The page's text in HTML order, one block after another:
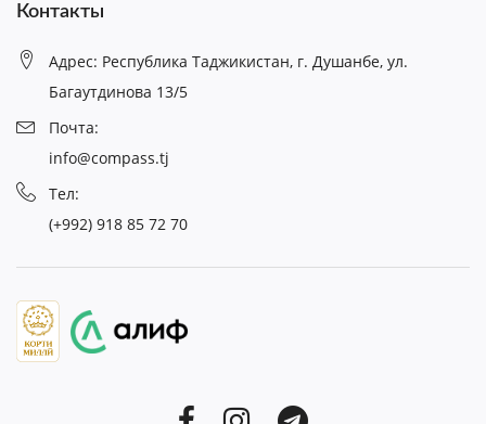
Контакты
Адрес: Республика Таджикистан, г. Душанбе, ул.
Багаутдинова 13/5
Почта:
info@compass.tj
Тел:
(+992) 918 85 72 70